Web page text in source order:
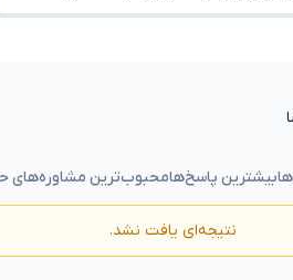
بیشترین پاسخ‌هامحبوب‌ترین مشاوره‌های
نتیجه‌ای یافت نشد.